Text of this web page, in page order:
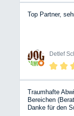
Top Partner,
Detlef
Traumhafte
Bereichen
Danke für den